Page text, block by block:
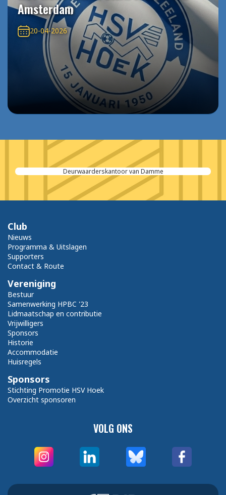
Amsterdam
20-04-2026
Deurwaarderskantoor van Damme
VOLG ONS
Club
Nieuws
Programma & Uitslagen
Supporters
Contact & Route
Vereniging
Bestuur
Samenwerking HPBC '23
Lidmaatschap en contributie
Vrijwilligers
Sponsors
Historie
Accommodatie
Huisregels
Sponsors
Stichting Promotie HSV Hoek
Overzicht sponsoren